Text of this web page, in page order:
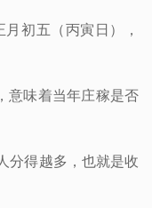
初五（丙寅日），
意味着当年庄稼是否
分得越多，也就是收